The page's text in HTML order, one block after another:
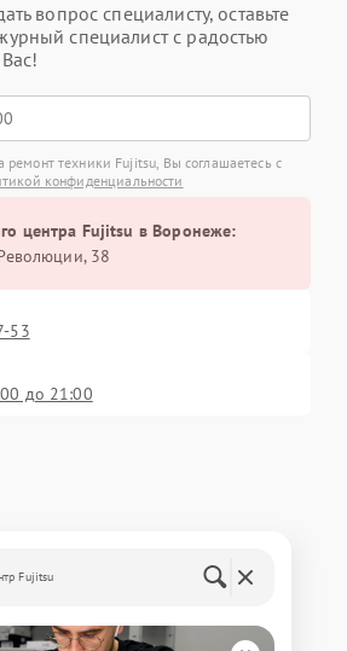
вопрос специалисту, оставьте
специалист с радостью
ремонт техники Fujitsu, Вы соглашаетесь с
конфиденциальности
центра Fujitsu в Воронеже:
38
53
до 21:00
Fujitsu